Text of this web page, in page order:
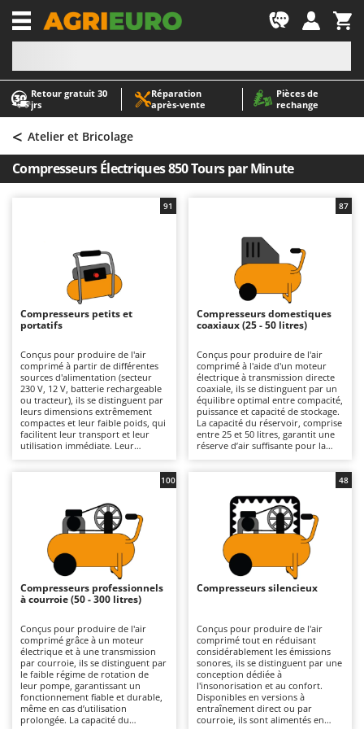
Retour gratuit 30
jrs
Réparation
après‑vente
Pièces de
rechange
-1
A
Abris de jardin
Accessoires pour tracteurs tondeuses autoportés
Aérateurs Scarificateurs pour gazon
Arracheuses de pommes de terre pour tracteur
Aspirateurs - Balais Électriques
Aspirateurs à feuilles sur roues
Aspirateurs de piscine
Aspirateurs Multifonctions
Atomiseurs agricoles pour tracteurs
Atomiseurs pour traitements
Autolaveuses
Autres produits
B
Balayeuses
Bancs de scie pour le bois - Scies à bûches
Bennes pour tracteur
Brosses pour sols extérieurs
Brouettes à moteur
Broyeurs à axe horizontal pour tracteur
Butteurs pour tracteur
C
Chargeurs de batterie - Démarreurs
Charrues pour tracteur
A
AgriEuro Premium
AgriEuro TOP-LINE
AGT
AL-KO
ALA 2000
Alpina
Ama
Ambrogio Robot
Annovi Reverberi
ANTHBOT
Archman
Argo
Ariete
Artus
Attila
Awelco
B
Baesso
Bahco
< Atelier et Bricolage
Compresseurs Électriques 850 Tours par Minute
Compresseurs petits et
portatifs
Conçus pour produire de l'air
comprimé à partir de différentes
sources d'alimentation (secteur
230 V, 12 V, batterie rechargeable
ou tracteur), ils se distinguent par
leurs dimensions extrêmement
compactes et leur faible poids, qui
facilitent leur transport et leur
utilisation immédiate. Leur
solution idéale pour ceux qui
souhaitent disposer d’un appareil
toujours prêt à l’emploi.
Disponibles dans des versions
allant du niveau amateur au
niveau professionnel, ils sont
adaptés aux tâches de courte
durée, telles que le gonflage de
pneus, de ballons ou de matelas
gonflables, ainsi qu’à de petites
garage ou un atelier de bricolage.
Ils conviennent à ceux qui
privilégient la praticité et la
rapidité d’utilisation plutôt que la
continuité de fonctionnement,
grâce à un démarrage simple et
une prise en main intuitive, même
pour les utilisateurs novices. Par
rapport aux modèles plus grands,
91
Compresseurs domestiques
coaxiaux (25 - 50 litres)
Conçus pour produire de l'air
comprimé à l'aide d'un moteur
électrique à transmission directe
coaxiale, ils se distinguent par un
équilibre optimal entre compacité,
puissance et capacité de stockage.
La capacité du réservoir, comprise
entre 25 et 50 litres, garantit une
réserve d’air suffisante pour la
fonctionnement par rapport aux
modèles de plus petite capacité. La
transmission directe confère à la
machine une conception
compacte, un poids réduit et un
coût contenu, tout en privilégiant
la simplicité de conception et la
facilité d’utilisation. Disponibles
dans des versions allant du niveau
travaux occasionnels et de
moyenne intensité, tels que le
gonflage de pneus, le soufflage,
l’utilisation ponctuelle d’outils
pneumatiques et les petits travaux
de peinture dans les garages et les
ateliers de bricolage. Par rapport
aux compresseurs professionnels,
ils offrent une excellente
87
Compresseurs professionnels
à courroie (50 - 300 litres)
Conçus pour produire de l'air
comprimé grâce à un moteur
électrique et à une transmission
par courroie, ils se distinguent par
le faible régime de rotation de
leur pompe, garantissant un
fonctionnement fiable et durable,
même en cas d’utilisation
prolongée. La capacité du
100
Compresseurs silencieux
Conçus pour produire de l'air
comprimé tout en réduisant
considérablement les émissions
sonores, ils se distinguent par une
conception dédiée à
l'insonorisation et au confort.
Disponibles en versions à
entraînement direct ou par
courroie, ils sont alimentés en
48